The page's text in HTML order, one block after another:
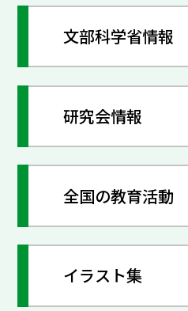
文部科学省情報
研究会情報
全国の教育活動
イラスト集